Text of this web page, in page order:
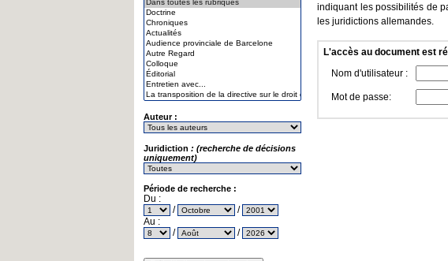
Auteur :
Juridiction : (recherche de décisions
uniquement)
Période de recherche :
Du :
/
/
Au :
/
/
indiquant les possibilités de
les juridictions allemandes.
L'accès au document est
Nom d'utilisateur :
Mot de passe: